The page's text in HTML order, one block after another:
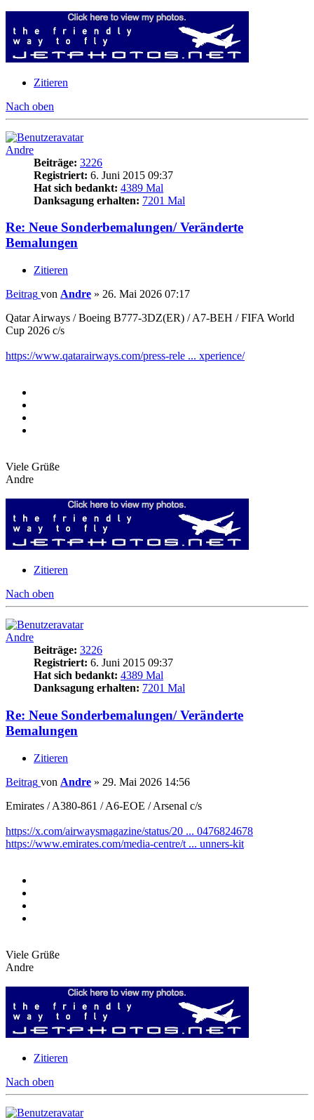
Zitieren
Nach oben
Andre
Beiträge: 3226
Registriert: 6. Juni 2015 09:37
Hat sich bedankt: 4389 Mal
Danksagung erhalten: 7201 Mal
Re: Neue Sonderbemalungen/ Veränderte
Bemalungen
Zitieren
Beitrag von Andre » 26. Mai 2026 07:17
Qatar Airways / Boeing B777-3DZ(ER) / A7-BEH / FIFA World
Cup 2026 c/s
https://www.qatarairways.com/press-rele ... xperience/
Viele Grüße
Andre
Zitieren
Nach oben
Andre
Beiträge: 3226
Registriert: 6. Juni 2015 09:37
Hat sich bedankt: 4389 Mal
Danksagung erhalten: 7201 Mal
Re: Neue Sonderbemalungen/ Veränderte
Bemalungen
Zitieren
Beitrag von Andre » 29. Mai 2026 14:56
Emirates / A380-861 / A6-EOE / Arsenal c/s
https://x.com/airwaysmagazine/status/20 ... 0476824678
https://www.emirates.com/media-centre/t ... unners-kit
Viele Grüße
Andre
Zitieren
Nach oben